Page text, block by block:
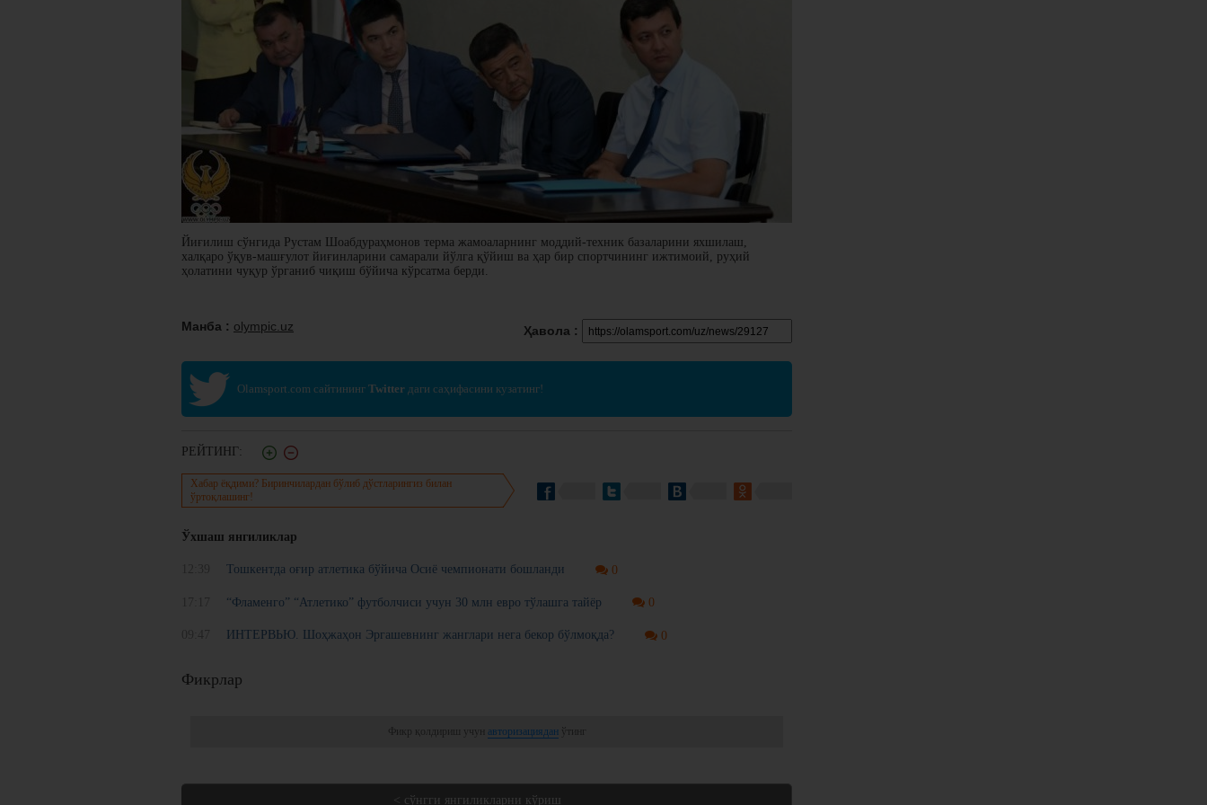
Йиғилиш сўнгида Рустам Шоабдураҳмонов терма жамоаларнинг моддий-техник базаларини яхшилаш,
халқаро ўқув-машғулот йиғинларини самарали йўлга қўйиш ва ҳар бир спортчининг ижтимоий, руҳий
ҳолатини чуқур ўрганиб чиқиш бўйича кўрсатма берди.
Ҳавола :
Манба : olympic.uz
Olamsport.com сайтининг Twitter даги саҳифасини кузатинг!
РЕЙТИНГ:
Хабар ёқдими? Биринчилардан бўлиб дўстларингиз билан
ўртоқлашинг!
Ўхшаш янгиликлар
Тошкентда оғир атлетика бўйича Осиё чемпионати бошланди 0
“Фламенго” “Атлетико” футболчиси учун 30 млн евро тўлашга тайёр 0
ИНТЕРВЬЮ. Шоҳжаҳон Эргашевнинг жанглари нега бекор бўлмоқда? 0
Фикрлар
Фикр қолдириш учун авторизацияданўтинг
< сўнгги янгиликларни кўриш